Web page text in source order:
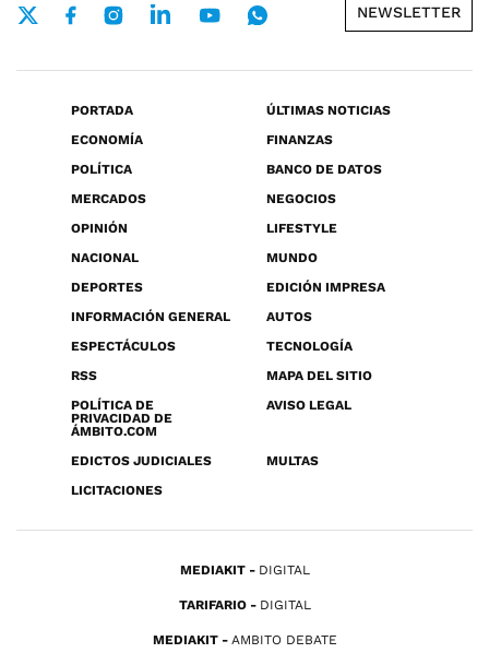
NEWSLETTER
PORTADA
ÚLTIMAS NOTICIAS
ECONOMÍA
FINANZAS
POLÍTICA
BANCO DE DATOS
MERCADOS
NEGOCIOS
OPINIÓN
LIFESTYLE
NACIONAL
MUNDO
DEPORTES
EDICIÓN IMPRESA
INFORMACIÓN GENERAL
AUTOS
ESPECTÁCULOS
TECNOLOGÍA
RSS
MAPA DEL SITIO
POLÍTICA DE
PRIVACIDAD DE
ÁMBITO.COM
AVISO LEGAL
EDICTOS JUDICIALES
MULTAS
LICITACIONES
MEDIAKIT DIGITAL
TARIFARIO DIGITAL
MEDIAKIT AMBITO DEBATE